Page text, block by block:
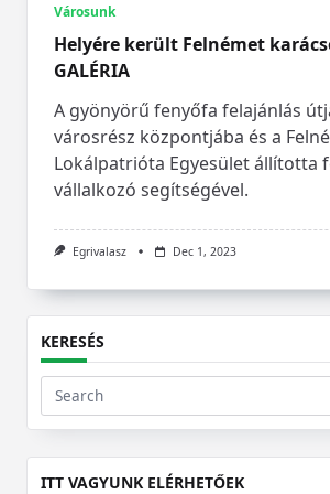
Városunk
Helyére került Felnémet
GALÉRIA
A gyönyörű fenyőfa felajánlás
városrész központjába és a
Lokálpatrióta Egyesület állította
vállalkozó segítségével.
Egrivalasz Dec 1, 2023
KERESÉS
Search
for:
ITT VAGYUNK ELÉRHETŐEK